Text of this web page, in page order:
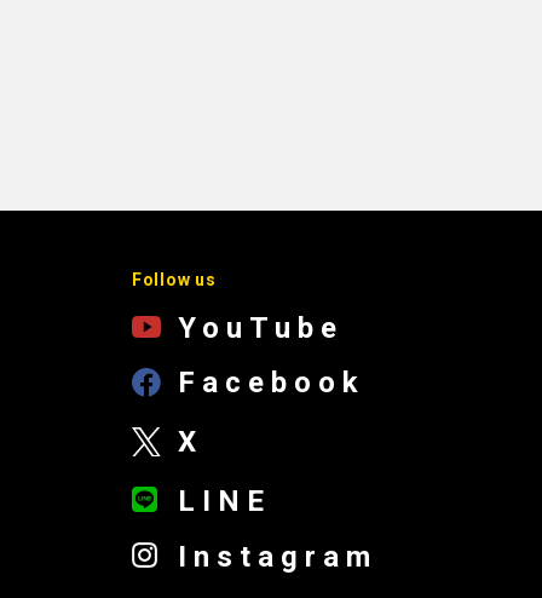
Follow us
YouTube
Facebook
X
LINE
Instagram